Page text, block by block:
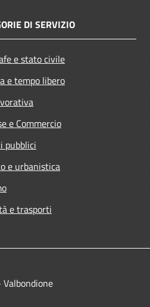
DI SERVIZIO
e stato civile
e tempo libero
e Commercio
pubblici
e urbanistica
e trasporti